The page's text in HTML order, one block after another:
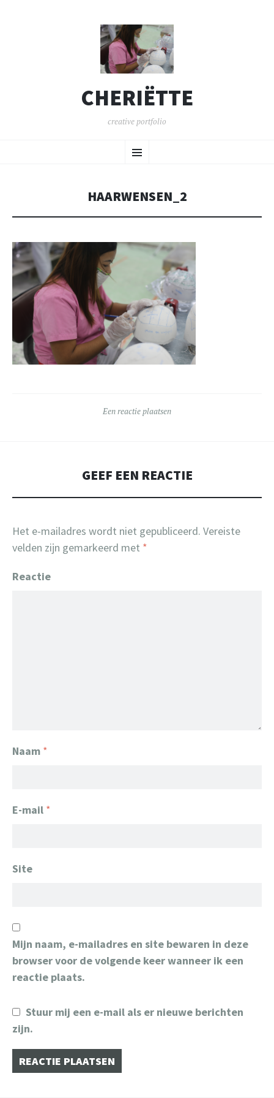
CHERIËTTE
creative portfolio
Menu
NAAR
HAARWENSEN_2
Een reactie plaatsen
GEEF EEN REACTIE
Het e-mailadres wordt niet gepubliceerd. Vereiste
velden zijn gemarkeerd met *
Reactie
Naam *
E-mail *
Site
Mijn naam, e-mailadres en site bewaren in deze
browser voor de volgende keer wanneer ik een
reactie plaats.
Stuur mij een e-mail als er nieuwe berichten
zijn.